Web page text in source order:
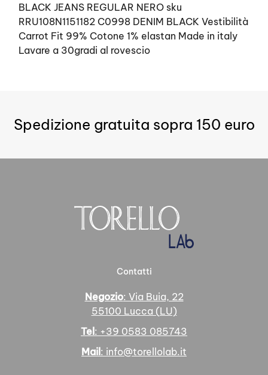
BLACK JEANS REGULAR NERO sku
RRU108N1151182 C0998 DENIM BLACK Vestibilità
Carrot Fit 99% Cotone 1% elastan Made in italy
Lavare a 30gradi al rovescio
Spedizione gratuita sopra 150 euro
Contatti
Negozio: Via Buia, 22
55100 Lucca (LU)
Tel: +39 0583 085743
Mail: info@torellolab.it